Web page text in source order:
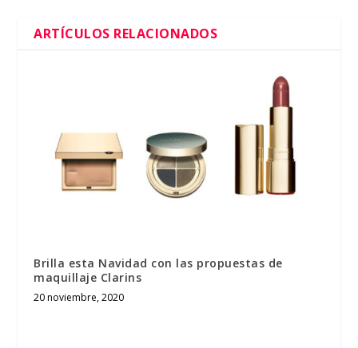
ARTÍCULOS RELACIONADOS
Brilla esta Navidad con las propuestas de
maquillaje Clarins
20 noviembre, 2020